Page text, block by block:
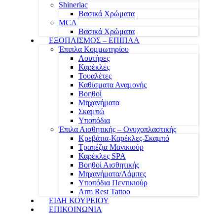
Shinerlac
Βασικά Χρώματα
MCA
Βασικά Χρώματα
ΕΞΟΠΛΙΣΜΟΣ – ΕΠΙΠΛΑ
Έπιπλα Κομμωτηρίου
Λουτήρες
Καρέκλες
Τουαλέτες
Καθίσματα Αναμονής
Βοηθοί
Μηχανήματα
Σκαμπώ
Υποπόδια
Έπιλα Αισθητικής – Ονυχοπλαστικής
Κρεβάτια-Καρέκλες-Σκαμπό
Τραπέζια Μανικιούρ
Καρέκλες SPA
Βοηθοί Αισθητικής
Μηχανήματα/Λάμπες
Υποπόδια Πεντικιούρ
Arm Rest Tattoo
ΕΙΔΗ ΚΟΥΡΕΙΟΥ
ΕΠΙΚΟΙΝΩΝΙΑ